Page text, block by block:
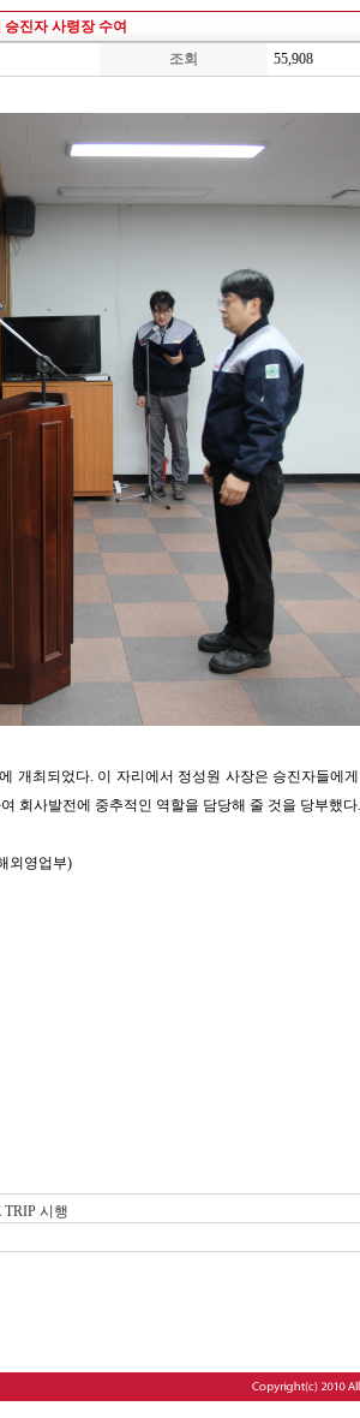
승진자 사령장 수여
조회 55,908
개최되었다. 이 자리에서 정성원 사장은 승진자들에
회사발전에 중추적인 역할을 담당해 줄 것을 당부했다.
외영업부)
시행